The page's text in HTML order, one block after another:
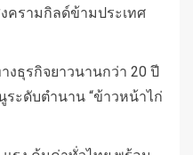
งครามกิลด์ข้ามประเทศ
งธุรกิจยาวนานกว่า 20 ปี
ระดับตำนาน “ข้าวหน้าไก่